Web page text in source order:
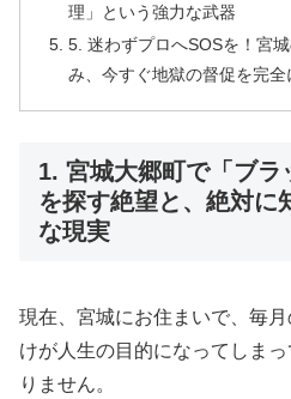
理」という強力な武器
5. 迷わずプロへSOSを！宮
み、今すぐ地獄の督促を完
1. 宮城大郷町で「ブラ
を探す絶望と、絶対に
な現実
現在、宮城にお住まいで、毎
けが人生の目的になってしま
りません。